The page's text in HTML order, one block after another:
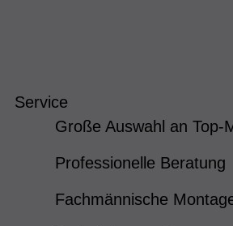
Service
Große Auswahl an Top-
Professionelle Beratung
Fachmännische